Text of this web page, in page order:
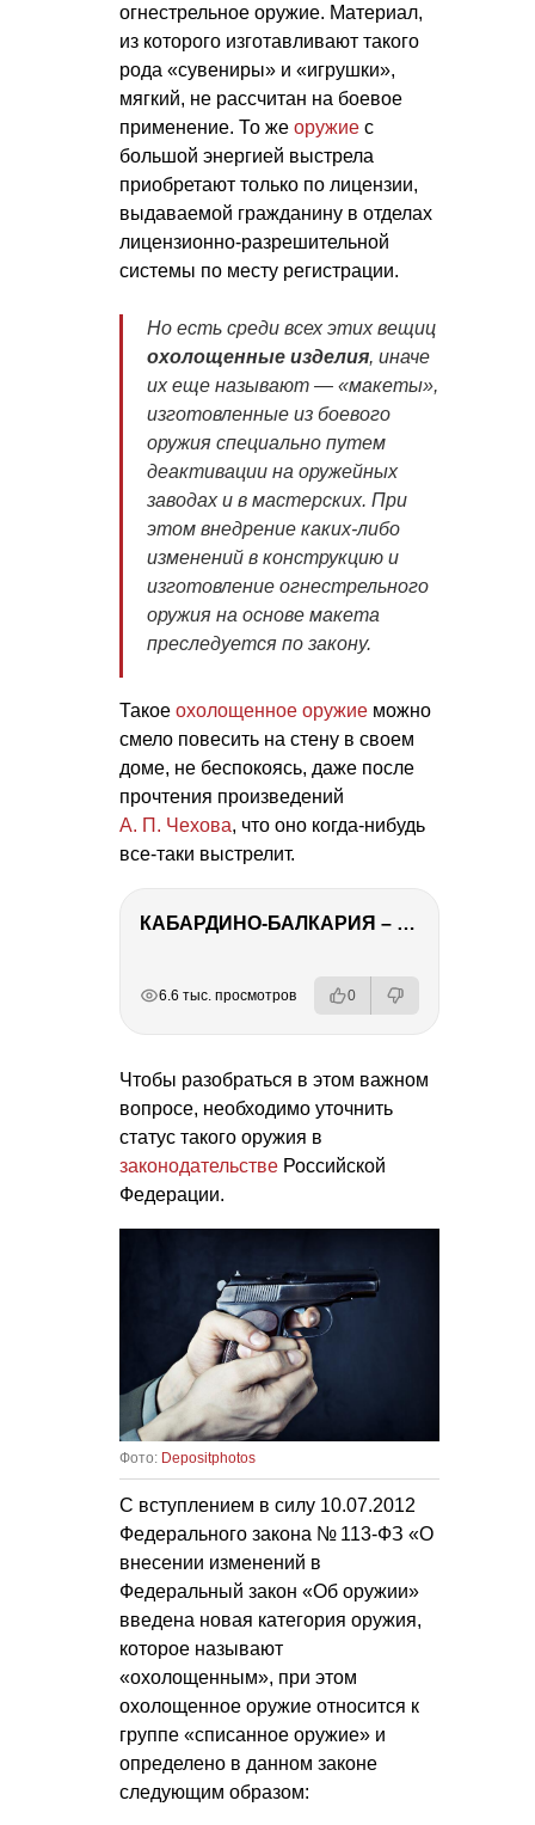
огнестрельное оружие. Материал,
из которого изготавливают такого
рода «сувениры» и «игрушки»,
мягкий, не рассчитан на боевое
применение. То же оружие с
большой энергией выстрела
приобретают только по лицензии,
выдаваемой гражданину в отделах
лицензионно-разрешительной
системы по месту регистрации.
Но есть среди всех этих вещиц
охолощенные изделия, иначе
их еще называют — «макеты»,
изготовленные из боевого
оружия специально путем
деактивации на оружейных
заводах и в мастерских. При
этом внедрение каких-либо
изменений в конструкцию и
изготовление огнестрельного
оружия на основе макета
преследуется по закону.
Такое охолощенное оружие можно
смело повесить на стену в своем
доме, не беспокоясь, даже после
прочтения произведений
А. П. Чехова, что оно когда-нибудь
все-таки выстрелит.
КАБАРДИНО-БАЛКАРИЯ – ПУТЕШЕСТВИЕ НА КАВКАЗ часть 3
6.6 тыс. просмотров 0
Чтобы разобраться в этом важном
вопросе, необходимо уточнить
статус такого оружия в
законодательстве Российской
Федерации.
Фото: Depositphotos
С вступлением в силу 10.07.2012
Федерального закона № 113-ФЗ «О
внесении изменений в
Федеральный закон «Об оружии»
введена новая категория оружия,
которое называют
«охолощенным», при этом
охолощенное оружие относится к
группе «списанное оружие» и
определено в данном законе
следующим образом: